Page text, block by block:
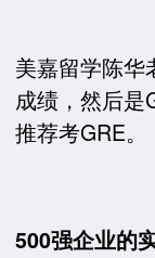
美嘉留学陈华
成绩，然后是
推荐考GRE。
500强企业的